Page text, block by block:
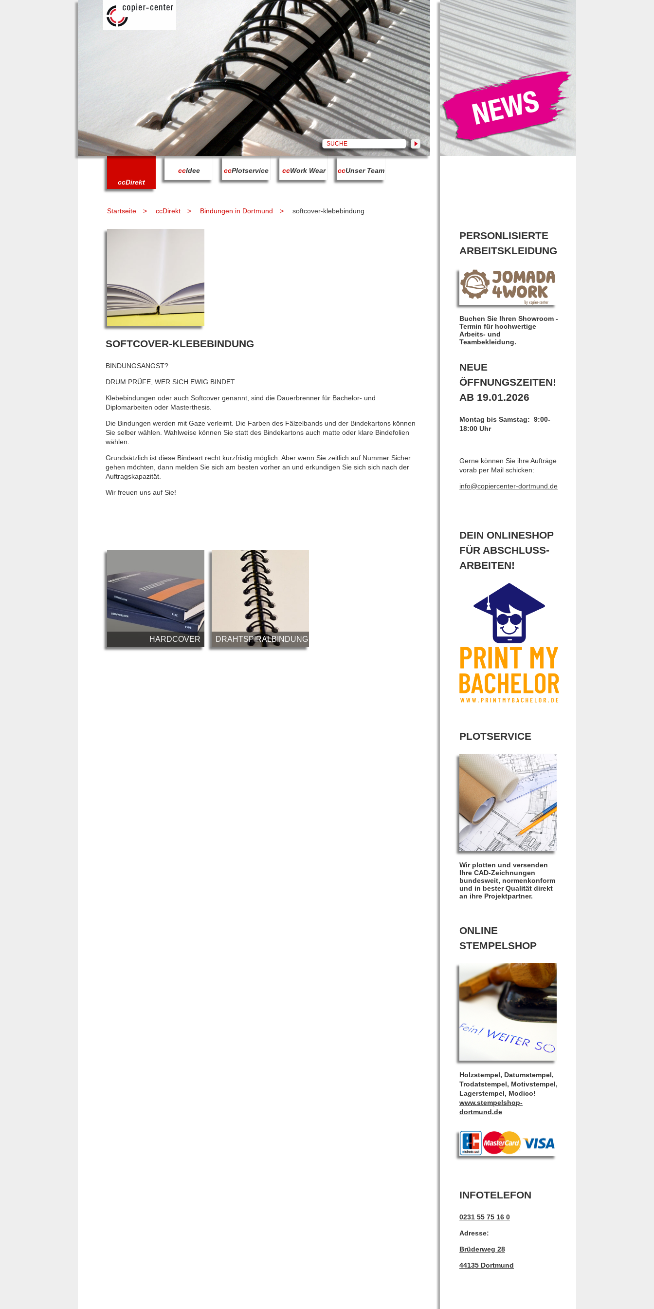
ccDirekt
ccIdee ccPlotservice ccWork Wear ccUnser Team
Startseite ccDirekt Bindungen in Dortmund softcover-klebebindung
SOFTCOVER-KLEBEBINDUNG
BINDUNGSANGST?
DRUM PRÜFE, WER SICH EWIG BINDET.
Klebebindungen oder auch Softcover genannt, sind die Dauerbrenner für Bachelor- und
Diplomarbeiten oder Masterthesis.
Die Bindungen werden mit Gaze verleimt. Die Farben des Fälzelbands und der Bindekartons können
Sie selber wählen. Wahlweise können Sie statt des Bindekartons auch matte oder klare Bindefolien
wählen.
Grundsätzlich ist diese Bindeart recht kurzfristig möglich. Aber wenn Sie zeitlich auf Nummer Sicher
gehen möchten, dann melden Sie sich am besten vorher an und erkundigen Sie sich sich nach der
Auftragskapazität.
Wir freuen uns auf Sie!
HARDCOVER DRAHTSPIRALBINDUNG
PERSONLISIERTE
ARBEITSKLEIDUNG
Buchen Sie Ihren Showroom -
Termin für hochwertige
Arbeits- und
Teambekleidung.
NEUE
ÖFFNUNGSZEITEN!
AB 19.01.2026
Montag bis Samstag: 9:00-
18:00 Uhr
Gerne können Sie ihre Aufträge
vorab per Mail schicken:
info@copiercenter-dortmund.de
DEIN ONLINESHOP
FÜR ABSCHLUSS-
ARBEITEN!
PLOTSERVICE
Wir plotten und versenden
Ihre CAD-Zeichnungen
bundesweit, normenkonform
und in bester Qualität direkt
an ihre Projektpartner.
ONLINE
STEMPELSHOP
Holzstempel, Datumstempel,
Trodatstempel, Motivstempel,
Lagerstempel, Modico!
www.stempelshop-
dortmund.de
INFOTELEFON
0231 55 75 16 0
Adresse:
Brüderweg 28
44135 Dortmund